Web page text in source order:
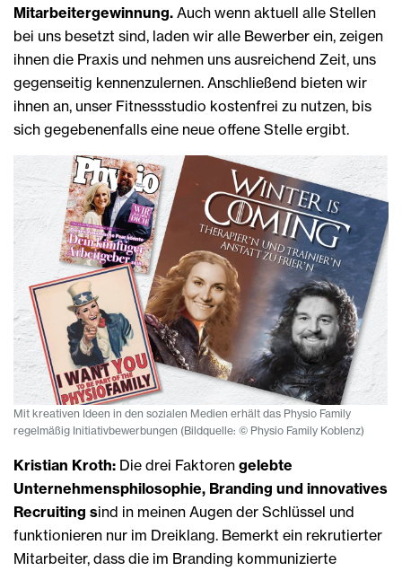
Mitarbeitergewinnung. Auch wenn aktuell alle Stellen
bei uns besetzt sind, laden wir alle Bewerber ein, zeigen
ihnen die Praxis und nehmen uns ausreichend Zeit, uns
gegenseitig kennenzulernen. Anschließend bieten wir
ihnen an, unser Fitnessstudio kostenfrei zu nutzen, bis
sich gegebenenfalls eine neue offene Stelle ergibt.
Mit kreativen Ideen in den sozialen Medien erhält das Physio Family
regelmäßig Initiativbewerbungen (Bildquelle: © Physio Family Koblenz)
Kristian Kroth: Die drei Faktoren gelebte
Unternehmensphilosophie, Branding und innovatives
Recruiting sind in meinen Augen der Schlüssel und
funktionieren nur im Dreiklang. Bemerkt ein rekrutierter
Mitarbeiter, dass die im Branding kommunizierte